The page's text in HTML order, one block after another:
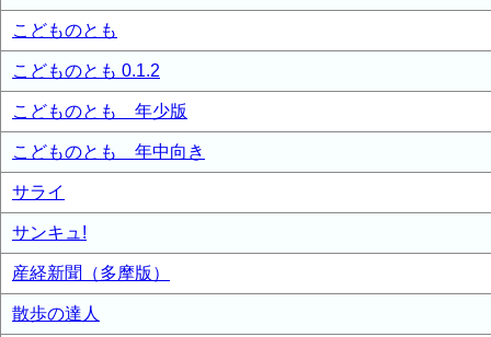
こどものとも
こどものとも 0.1.2
こどものとも 年少版
こどものとも 年中向き
サライ
サンキュ!
産経新聞（多摩版）
散歩の達人